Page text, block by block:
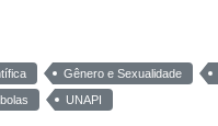
Gênero e Sexualidade
UNAPI